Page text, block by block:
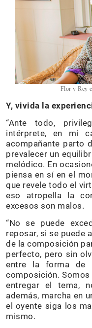
Flor y Rey
Y, vivida la
“Ante todo,
intérprete, en mi
acompañante parto
prevalecer un
melódico. En
piensa en sí en el
que revele todo el
eso atropella la
excesos son malos.
“No se puede
reposar, si se puede
de la composición
perfecto, pero sin
entre la forma de
composición.
entregar el tema,
además, marcha en
el oyente siga los
mismo.